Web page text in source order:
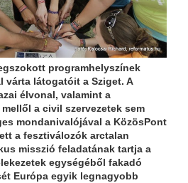
programhelyszínek
várta látogatóit a Sziget. A
élvonal, valamint a
a civil szervezetek sem
mondanivalójával a KözösPont
a fesztiválozók arctalan
misszió feladatának tartja a
egységéből fakadó
Európa egyik legnagyobb